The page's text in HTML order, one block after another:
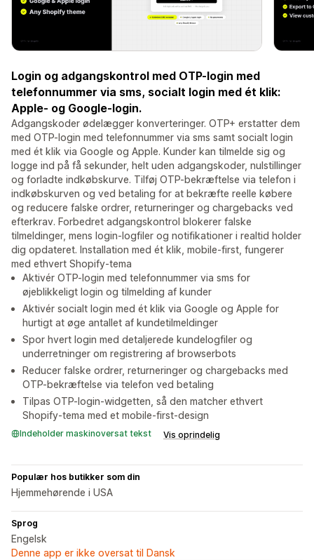
Login og adgangskontrol med OTP-login med
telefonnummer via sms, socialt login med ét klik:
Apple- og Google-login.
Adgangskoder ødelægger konverteringer. OTP+ erstatter dem
med OTP-login med telefonnummer via sms samt socialt login
med ét klik via Google og Apple. Kunder kan tilmelde sig og
logge ind på få sekunder, helt uden adgangskoder, nulstillinger
og forladte indkøbskurve. Tilføj OTP-bekræftelse via telefon i
indkøbskurven og ved betaling for at bekræfte reelle købere
og reducere falske ordrer, returneringer og chargebacks ved
efterkrav. Forbedret adgangskontrol blokerer falske
tilmeldinger, mens login-logfiler og notifikationer i realtid holder
dig opdateret. Installation med ét klik, mobile-first, fungerer
med ethvert Shopify-tema
Aktivér OTP-login med telefonnummer via sms for
øjeblikkeligt login og tilmelding af kunder
Aktivér socialt login med ét klik via Google og Apple for
hurtigt at øge antallet af kundetilmeldinger
Spor hvert login med detaljerede kundelogfiler og
underretninger om registrering af browserbots
Reducer falske ordrer, returneringer og chargebacks med
OTP-bekræftelse via telefon ved betaling
Tilpas OTP-login-widgetten, så den matcher ethvert
Shopify-tema med et mobile-first-design
Indeholder maskinoversat tekst Vis oprindelig
Populær hos butikker som din
Hjemmehørende i USA
Sprog
Engelsk
Denne app er ikke oversat til Dansk